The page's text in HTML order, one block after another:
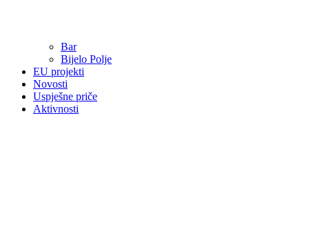
Bar
Bijelo Polje
EU projekti
Novosti
Uspješne priče
Aktivnosti